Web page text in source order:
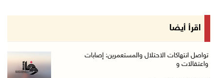
مستعمرون يهاجمون مساكن المواطنين في خربة الحم ...
بعد تجديد منع زيارات المعتقلين: أبو الحمص يدع ...
اقرأ أيضا
تواصل انتهاكات الاحتلال والمستعمرين: إصابات
واعتقالات و